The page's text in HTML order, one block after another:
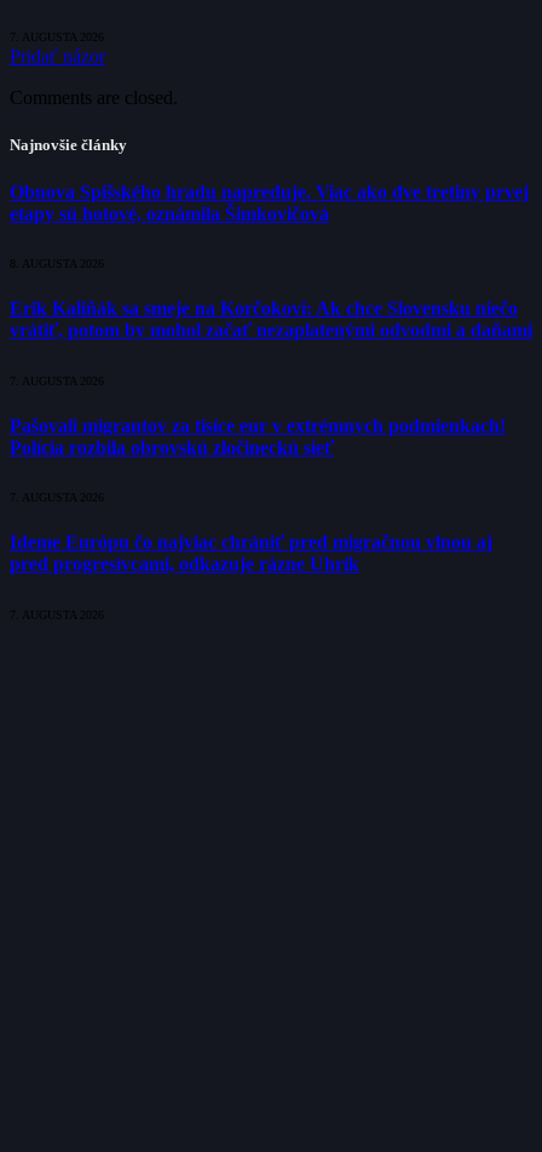
7. AUGUSTA 2026
Pridať názor
Comments are closed.
Najnovšie články
Obnova Spišského hradu napreduje. Viac ako dve tretiny prvej
etapy sú hotové, oznámila Šimkovičová
8. AUGUSTA 2026
Erik Kaliňák sa smeje na Korčokovi: Ak chce Slovensku niečo
vrátiť, potom by mohol začať nezaplatenými odvodmi a daňami
7. AUGUSTA 2026
Pašovali migrantov za tisíce eur v extrémnych podmienkach!
Polícia rozbila obrovskú zločineckú sieť
7. AUGUSTA 2026
Ideme Európu čo najviac chrániť pred migračnou vlnou aj
pred progresívcami, odkazuje rázne Uhrík
7. AUGUSTA 2026